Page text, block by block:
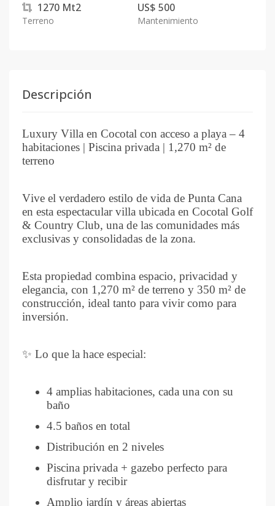
1270 Mt2
Terreno
US$ 500
Mantenimiento
Descripción
Luxury Villa en Cocotal con acceso a playa – 4
habitaciones | Piscina privada | 1,270 m² de
terreno
Vive el verdadero estilo de vida de Punta Cana
en esta espectacular villa ubicada en Cocotal Golf
& Country Club, una de las comunidades más
exclusivas y consolidadas de la zona.
Esta propiedad combina espacio, privacidad y
elegancia, con 1,270 m² de terreno y 350 m² de
construcción, ideal tanto para vivir como para
inversión.
✨ Lo que la hace especial:
4 amplias habitaciones, cada una con su
baño
4.5 baños en total
Distribución en 2 niveles
Piscina privada + gazebo perfecto para
disfrutar y recibir
Amplio jardín y áreas abiertas